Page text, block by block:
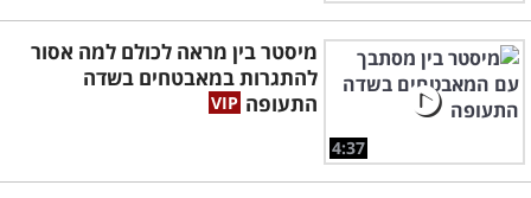
4:37
מיסטר בין מראה לכולם למה אסור
להתגרות במאבטחים בשדה
התעופה